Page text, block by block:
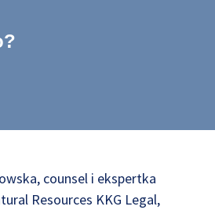
counsel i ekspertka
Resources KKG Legal,